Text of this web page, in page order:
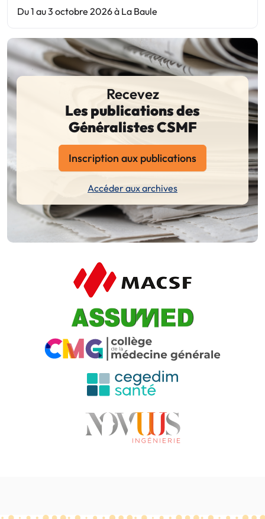
Du 1 au 3 octobre 2026 à La Baule
Recevez
Les publications des
Généralistes CSMF
Inscription aux publications
Accéder aux archives